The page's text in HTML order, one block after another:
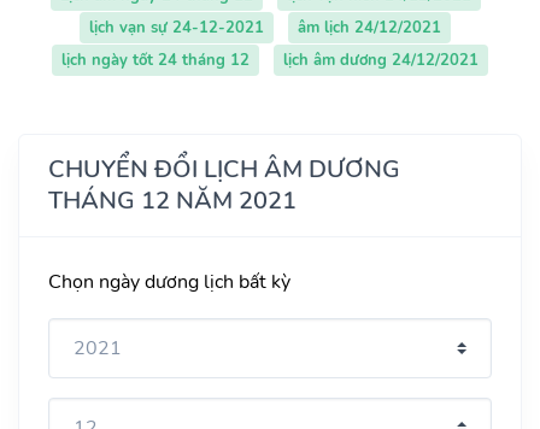
lịch vạn sự 24-12-2021
âm lịch 24/12/2021
lịch ngày tốt 24 tháng 12
lịch âm dương 24/12/2021
CHUYỂN ĐỔI LỊCH ÂM DƯƠNG
THÁNG 12 NĂM 2021
Chọn ngày dương lịch bất kỳ